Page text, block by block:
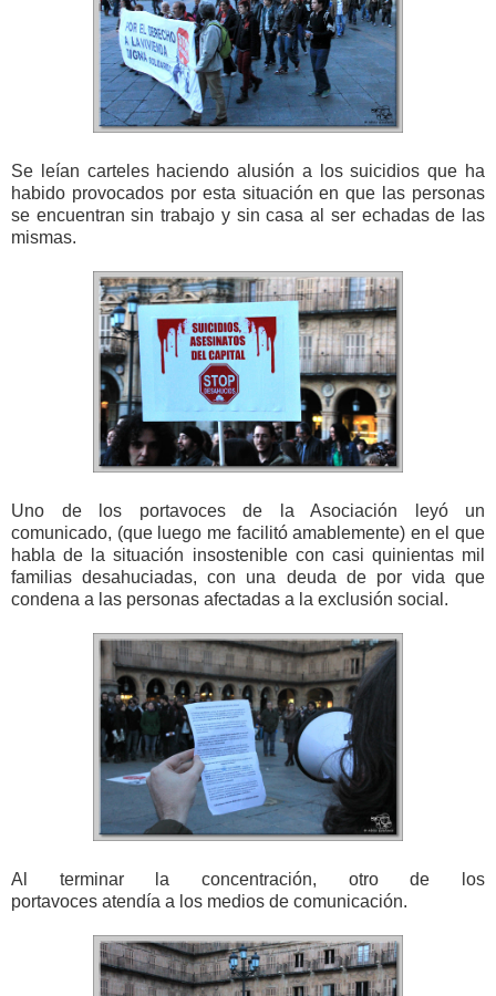
Se leían carteles haciendo alusión a los suicidios que ha
habido provocados por esta situación en que las personas
se encuentran sin trabajo y sin casa al ser echadas de las
mismas.
Uno de los portavoces de la Asociación leyó un
comunicado, (que luego me facilitó amablemente) en el que
habla de la situación insostenible con casi quinientas mil
familias desahuciadas, con una deuda de por vida que
condena a las personas afectadas a la exclusión social.
Al terminar la concentración, otro de los
portavoces atendía a los medios de comunicación.